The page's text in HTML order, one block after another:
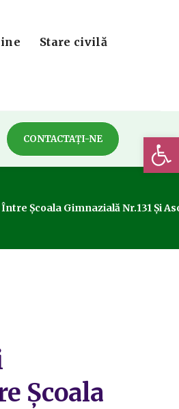
Stare civilă
CONTACTAȚI-NE
Școala Gimnazială Nr.131 Și
Școala